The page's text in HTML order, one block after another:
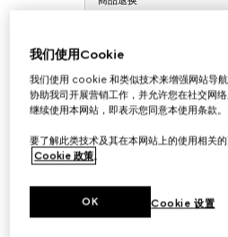
商品退换
如何退还商品？
我应当在多长时间内退换货？
我们使用Cookie
我们使用 cookie 和类似技术来增强网站导航
协助我司开展营销工作，并允许您在社交网络
继续使用本网站，即表示您同意本使用条款。
要了解此类技术及其在本网站上的使用相关
Cookie 政策。
Cookie 设置
OK